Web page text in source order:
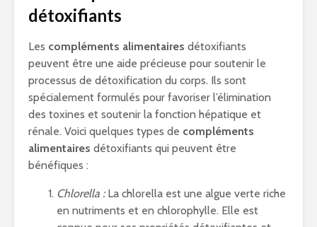
détoxifiants
Les compléments alimentaires détoxifiants
peuvent être une aide précieuse pour soutenir le
processus de détoxification du corps. Ils sont
spécialement formulés pour favoriser l’élimination
des toxines et soutenir la fonction hépatique et
rénale. Voici quelques types de compléments
alimentaires détoxifiants qui peuvent être
bénéfiques :
Chlorella :La chlorella est une algue verte riche
en nutriments et en chlorophylle. Elle est